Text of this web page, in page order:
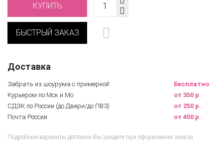
КУПИТЬ
БЫСТРЫЙ ЗАКАЗ
Доставка
Забрать из шоурума с примеркой
Бесплатно
Курьером по Мск и Мо
от 350 р.
СДЭК по России (до Двери/до ПВЗ)
от 250 р.
Почта России
от 450 р.
Подробные варианты доставки Вы увидите при оформлении заказа